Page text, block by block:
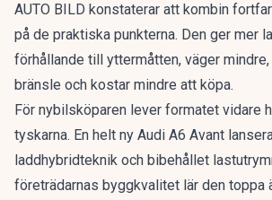
AUTO BILD konstaterar att kombin
på de praktiska punkterna. Den ger mer
förhållande till yttermåtten, väger mindre,
bränsle och kostar mindre att köpa.
För nybilsköparen lever formatet vidare
tyskarna. En helt ny Audi A6 Avant
laddhybridteknik och bibehållet
företrädarnas byggkvalitet lär den toppa